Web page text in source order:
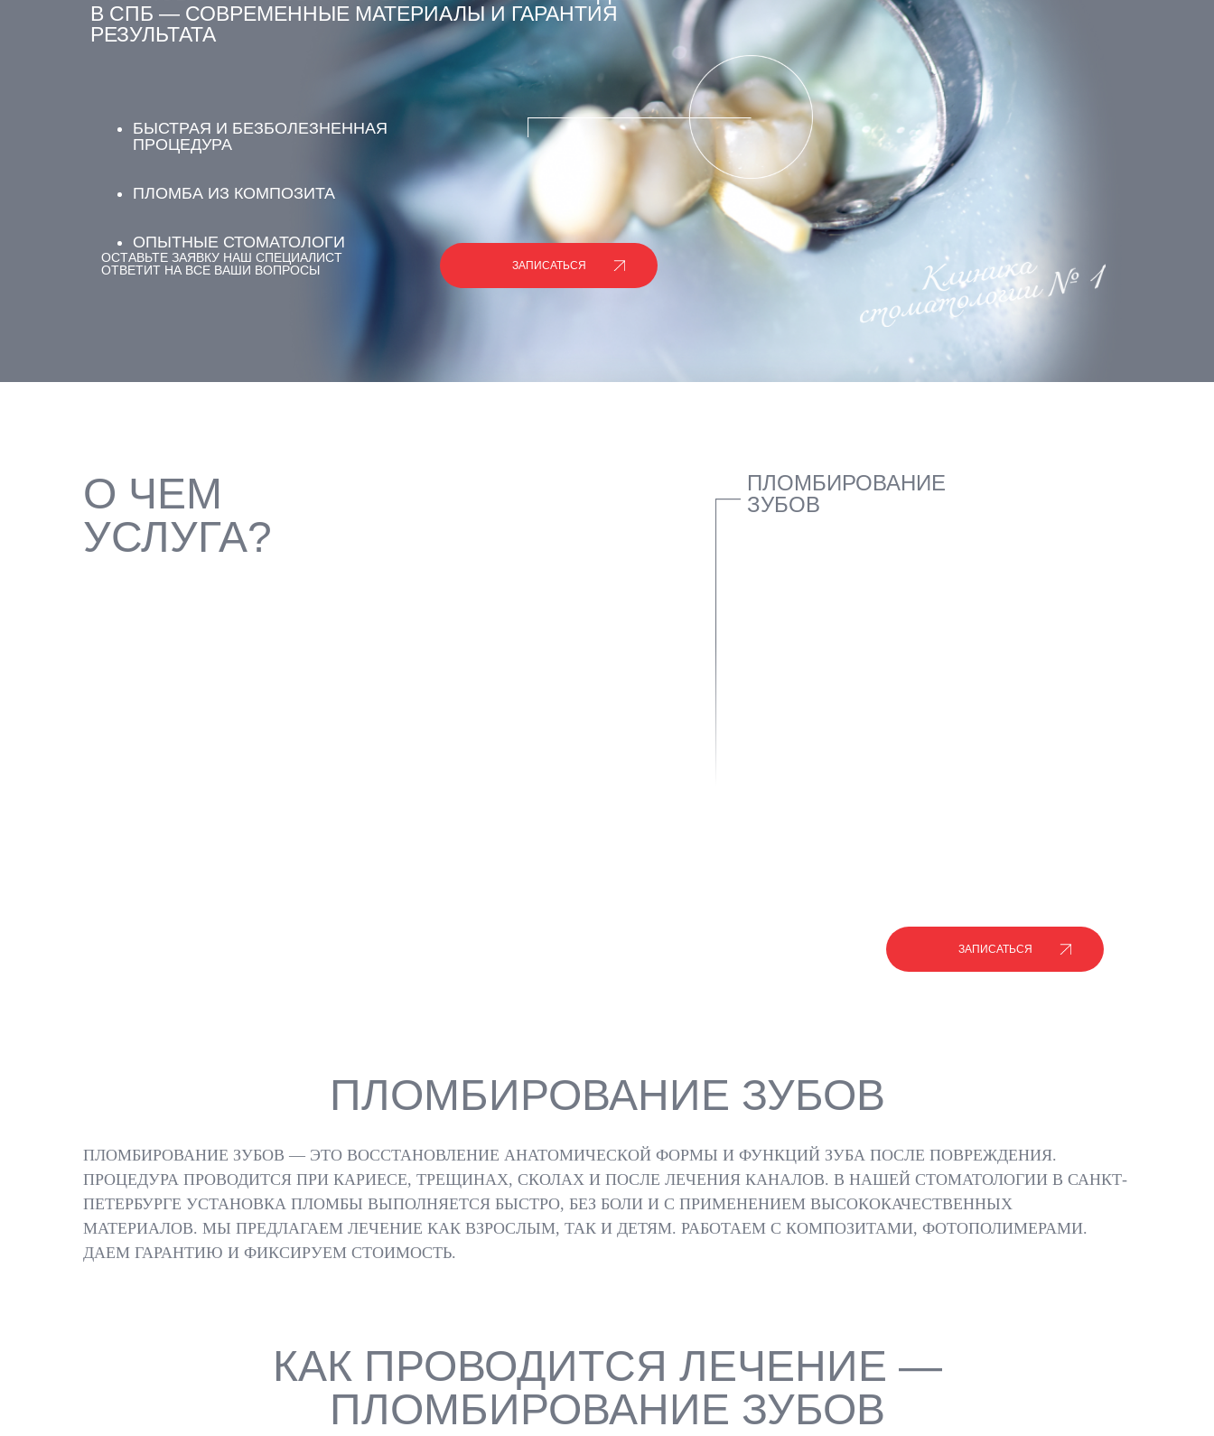
В СПБ — СОВРЕМЕННЫЕ МАТЕРИАЛЫ И ГАРАНТИЯ
РЕЗУЛЬТАТА
ОСТАВЬТЕ ЗАЯВКУ НАШ СПЕЦИАЛИСТ
ОТВЕТИТ НА ВСЕ ВАШИ ВОПРОСЫ
БЫСТРАЯ И БЕЗБОЛЕЗНЕННАЯ
ПРОЦЕДУРА
ПЛОМБА ИЗ КОМПОЗИТА
ОПЫТНЫЕ СТОМАТОЛОГИ
ЗАПИСАТЬСЯ
О ЧЕМ
УСЛУГА?
ЗАПИСАТЬСЯ
ПЛОМБИРОВАНИЕ
ЗУБОВ
ПЛОМБИРОВАНИЕ ЗУБОВ
ПЛОМБИРОВАНИЕ ЗУБОВ — ЭТО ВОССТАНОВЛЕНИЕ АНАТОМИЧЕСКОЙ ФОРМЫ И ФУНКЦИЙ ЗУБА ПОСЛЕ ПОВРЕЖДЕНИЯ.
ПРОЦЕДУРА ПРОВОДИТСЯ ПРИ КАРИЕСЕ, ТРЕЩИНАХ, СКОЛАХ И ПОСЛЕ ЛЕЧЕНИЯ КАНАЛОВ. В НАШЕЙ СТОМАТОЛОГИИ В САНКТ-
ПЕТЕРБУРГЕ УСТАНОВКА ПЛОМБЫ ВЫПОЛНЯЕТСЯ БЫСТРО, БЕЗ БОЛИ И С ПРИМЕНЕНИЕМ ВЫСОКОКАЧЕСТВЕННЫХ
МАТЕРИАЛОВ. МЫ ПРЕДЛАГАЕМ ЛЕЧЕНИЕ КАК ВЗРОСЛЫМ, ТАК И ДЕТЯМ. РАБОТАЕМ С КОМПОЗИТАМИ, ФОТОПОЛИМЕРАМИ.
ДАЕМ ГАРАНТИЮ И ФИКСИРУЕМ СТОИМОСТЬ.
КАК ПРОВОДИТСЯ ЛЕЧЕНИЕ —
ПЛОМБИРОВАНИЕ ЗУБОВ